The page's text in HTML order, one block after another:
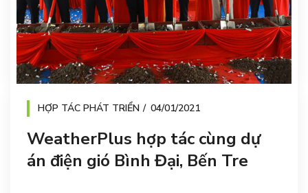
HỢP TÁC PHÁT TRIỂN 04/01/2021
WeatherPlus hợp tác cùng dự
án điện gió Bình Đại, Bến Tre